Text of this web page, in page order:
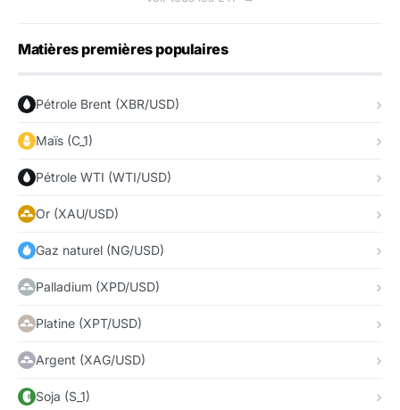
Matières premières populaires
Pétrole Brent (XBR/USD)
Maïs (C_1)
Pétrole WTI (WTI/USD)
Or (XAU/USD)
Gaz naturel (NG/USD)
Palladium (XPD/USD)
Platine (XPT/USD)
Argent (XAG/USD)
Soja (S_1)